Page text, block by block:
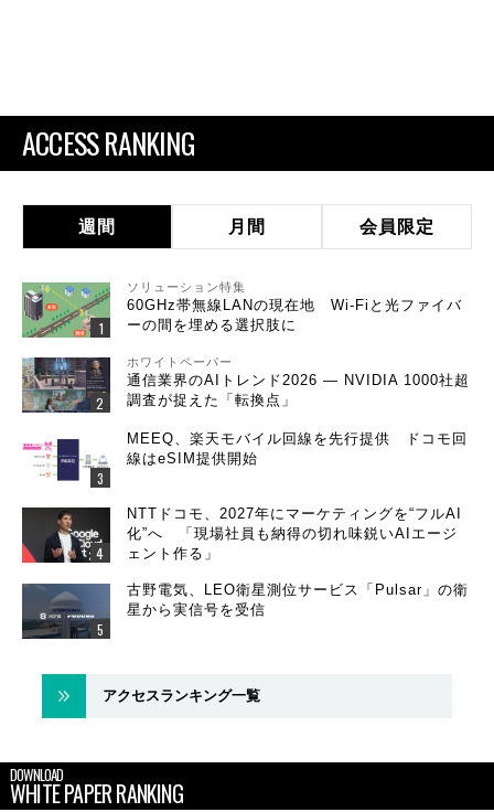
ACCESS RANKING
週間 月間 会員限定
ソリューション特集
60GHz帯無線LANの現在地 Wi-Fiと光ファイバ
ーの間を埋める選択肢に
ホワイトペーパー
通信業界のAIトレンド2026 ― NVIDIA 1000社超
調査が捉えた「転換点」
MEEQ、楽天モバイル回線を先行提供 ドコモ回
線はeSIM提供開始
NTTドコモ、2027年にマーケティングを“フルAI
化”へ 「現場社員も納得の切れ味鋭いAIエージ
ェント作る」
古野電気、LEO衛星測位サービス「Pulsar」の衛
星から実信号を受信
アクセスランキング一覧
DOWNLOAD
WHITE PAPER RANKING